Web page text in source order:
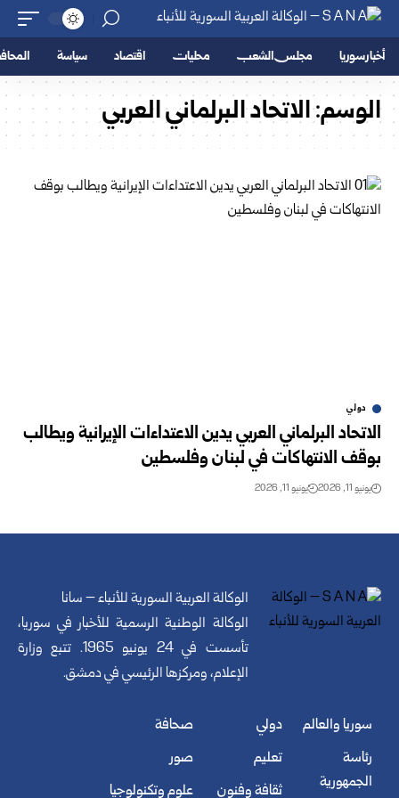
أخبار سوريا مجلس الشعب محليات اقتصاد سياسة
الوسم:الاتحاد البرلماني العربي
دولي
الاتحاد البرلماني العربي يدين الاعتداءات الإيرانية ويطالب
بوقف الانتهاكات في لبنان وفلسطين
يونيو 11, 2026 يونيو 11, 2026
الوكالة العربية السورية للأنباء – سانا
الوكالة الوطنية الرسمية للأخبار في سوريا،
تأسست في 24 يونيو 1965. تتبع وزارة
الإعلام، ومركزها الرئيسي في دمشق.
سوريا والعالم
رئاسة
الجمهورية
دولي
تعليم
ثقافة وفنون
صحافة
صور
علوم وتكنولوجيا